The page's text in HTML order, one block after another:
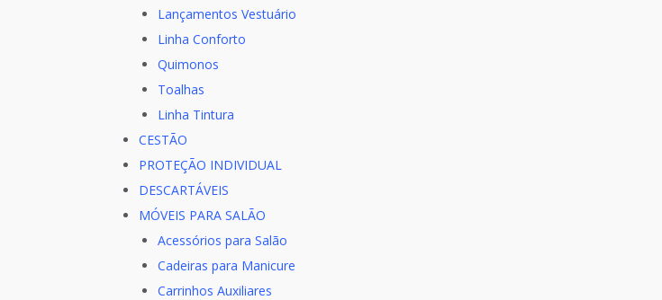
Lançamentos Vestuário
Linha Conforto
Quimonos
Toalhas
Linha Tintura
CESTÃO
PROTEÇÃO INDIVIDUAL
DESCARTÁVEIS
MÓVEIS PARA SALÃO
Acessórios para Salão
Cadeiras para Manicure
Carrinhos Auxiliares